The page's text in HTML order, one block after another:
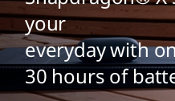
e
S
your
everyday with
30 hours of